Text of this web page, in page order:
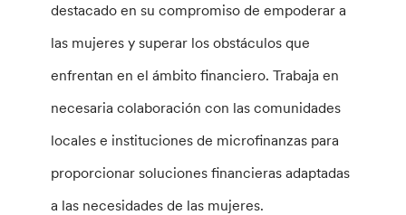
destacado en su compromiso de empoderar a
las mujeres y superar los obstáculos que
enfrentan en el ámbito financiero. Trabaja en
necesaria colaboración con las comunidades
locales e instituciones de microfinanzas para
proporcionar soluciones financieras adaptadas
a las necesidades de las mujeres.